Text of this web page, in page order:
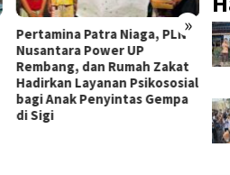
»
Pertamina Patra Niaga, PLN
Nusantara Power UP
Rembang, dan Rumah Zakat
Hadirkan Layanan Psikososial
bagi Anak Penyintas Gempa
di Sigi